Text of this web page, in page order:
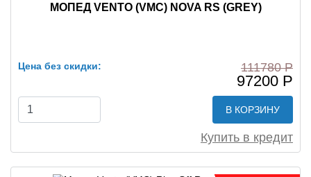
МОПЕД VENTO (VMC) NOVA RS (GREY)
Цена без скидки: 111780 Р
97200 Р
В КОРЗИНУ
Купить в кредит